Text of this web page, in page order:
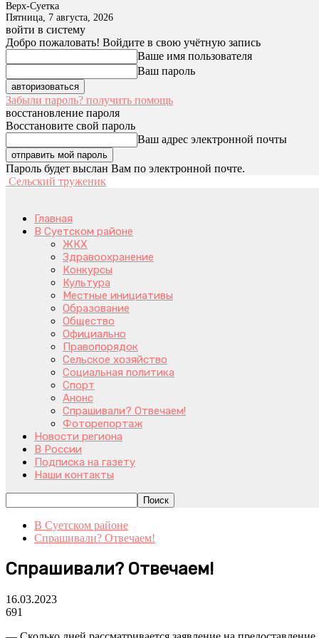
Верх-Суетка
Пятница, 7 августа, 2026
войти в систему
Добро пожаловать! Войдите в свою учётную запись
Ваше имя пользователя
Ваш пароль
Забыли пароль? получить помощь
восстановление пароля
Восстановите свой пароль
Ваш адрес электронной почты
Пароль будет выслан Вам по электронной почте.
Сельский труженик
Главная
В Суетском районе
ЖКХ
Здравоохранение
Конкурсы
Культура
Местные инициативы
Образование
Общество
Официально
Правопорядок
Сельское хозяйство
Социальная политика
Спорт
Анонс
Спрашивали? Отвечаем!
Фоторепортаж
Новости региона
В России
Подписка на газету
Наши контакты
В Суетском районе
Спрашивали? Отвечаем!
Спрашивали? Отвечаем!
16.03.2023
691